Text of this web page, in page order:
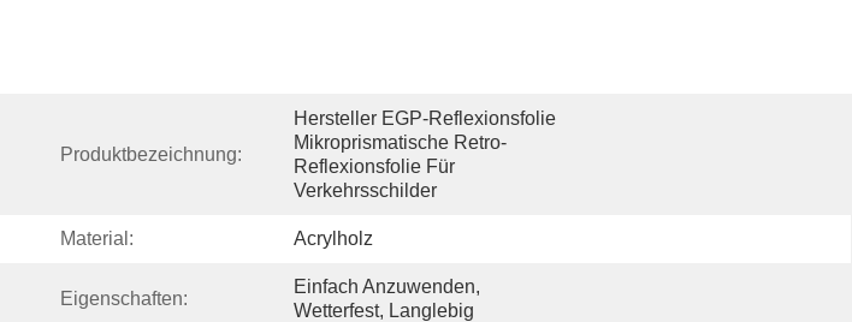
Produktbezeichnung:
Hersteller EGP-Reflexionsfolie
Mikroprismatische Retro-
Reflexionsfolie Für
Verkehrsschilder
Material: Acrylholz
Eigenschaften:
Einfach Anzuwenden,
Wetterfest, Langlebig